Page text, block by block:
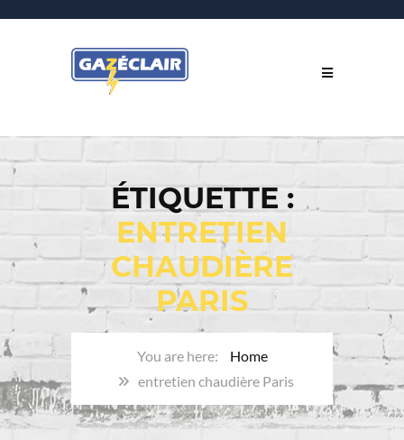
ÉTIQUETTE :
ENTRETIEN
CHAUDIÈRE
PARIS
Home
entretien chaudière Paris